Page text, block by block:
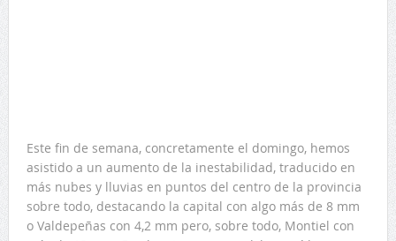
Este fin de semana, concretamente el domingo, hemos
asistido a un aumento de la inestabilidad, traducido en
más nubes y lluvias en puntos del centro de la provincia
sobre todo, destacando la capital con algo más de 8 mm
o Valdepeñas con 4,2 mm pero, sobre todo, Montiel con